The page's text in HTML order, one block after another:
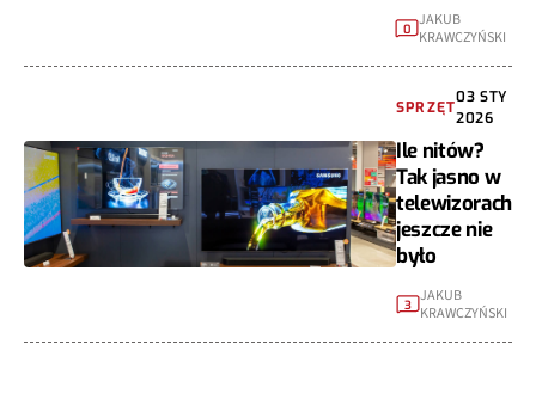
0 JAKUB
KRAWCZYŃSKI
SPRZĘT
03 STY
2026
Ile nitów?
Tak jasno w
telewizorach
jeszcze nie
było
3 JAKUB
KRAWCZYŃSKI